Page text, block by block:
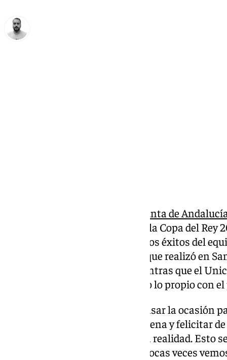
presidente de la Junta de
al Unicaja tras su conquista de la Copa del
orgullo y reconoció el trabajo y los éxitos del
títulos más desde la recepción que realizó en
un obsequio al club cajista, mientras que el
Antonio Jesús López Nieto, hizo lo propio con
Felicitación: “No quería dejar pasar la ocasión
andaluces para dar la enhorabuena y felicitar
posible de que un sueño se haga realidad. Esto
ha repetido hasta la saciedad. Pocas veces